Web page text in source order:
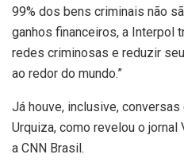
99% dos bens criminais não
ganhos financeiros, a Interpol
redes criminosas e reduzir
ao redor do mundo.”
Já houve, inclusive,
Urquiza, como revelou o
a CNN Brasil.